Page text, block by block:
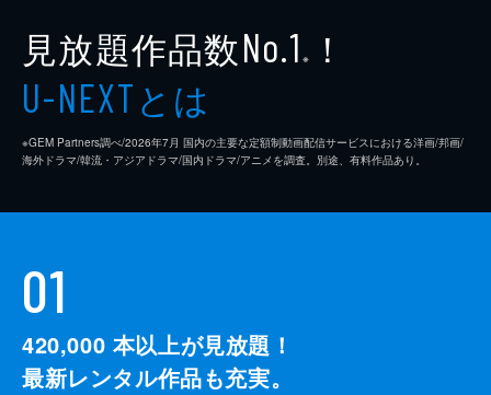
見放題作品数No.1 ※ ！
U-NEXTとは
※GEM Partners調べ/2026年7⽉ 国内の主要な定額制動画配信サービスにおける洋画/邦画/
海外ドラマ/韓流・アジアドラマ/国内ドラマ/アニメを調査。別途、有料作品あり。
01
420,000 本以上が見放題！
最新レンタル作品も充実。